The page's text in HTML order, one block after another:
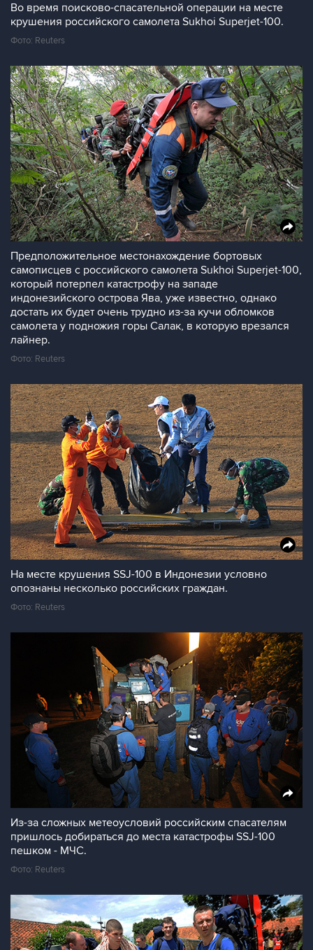
Во время поисково-спасательной операции на месте
крушения российского самолета Sukhoi Superjet-100.
Фото: Reuters
Предположительное местонахождение бортовых
самописцев с российского самолета Sukhoi Superjet-100,
который потерпел катастрофу на западе
индонезийского острова Ява, уже известно, однако
достать их будет очень трудно из-за кучи обломков
самолета у подножия горы Салак, в которую врезался
лайнер.
Фото: Reuters
На месте крушения SSJ-100 в Индонезии условно
опознаны несколько российских граждан.
Фото: Reuters
Из-за сложных метеоусловий российским спасателям
пришлось добираться до места катастрофы SSJ-100
пешком - МЧС.
Фото: Reuters